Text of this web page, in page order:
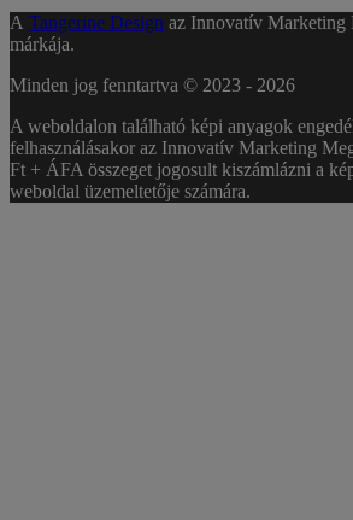
A Tangerine Design az Innovatív Marketing
márkája.
Minden jog fenntartva © 2023 - 2026
A weboldalon található képi anyagok
felhasználásakor az Innovatív Marketing
Ft + ÁFA összeget jogosult kiszámlázni a
weboldal üzemeltetője számára.